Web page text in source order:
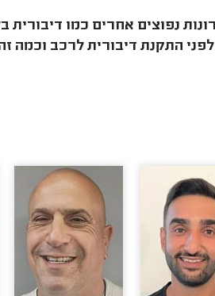
נפוצים אחרים כמו דיבורית
התקנת דיבורית לרכב וכמה